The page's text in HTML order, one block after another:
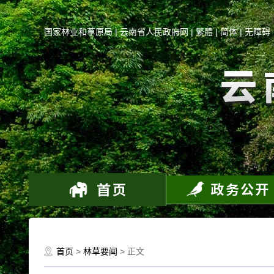
国家林业和草原局|云南省人民政府网|繁體|简体|无障碍
首页 > 林草要闻 > 正文